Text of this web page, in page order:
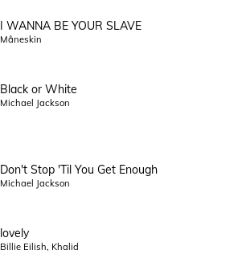
I WANNA BE YOUR SLAVE
Måneskin
Black or White
Michael Jackson
Don't Stop 'Til You Get Enough
Michael Jackson
lovely
Billie Eilish, Khalid